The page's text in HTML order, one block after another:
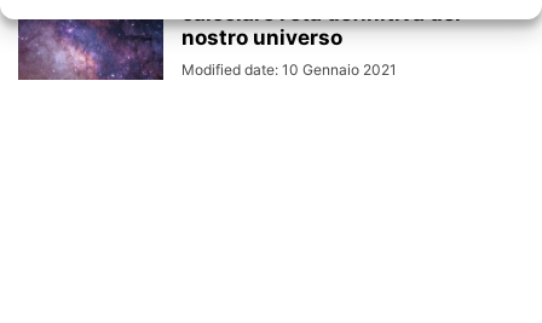
calcolare l’età definitiva del
nostro universo
Modified date: 10 Gennaio 2021